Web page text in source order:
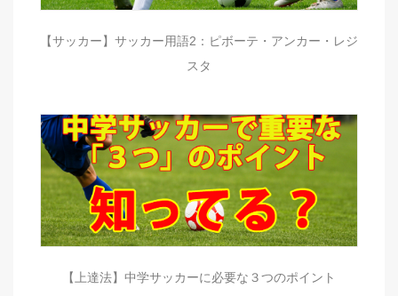
【サッカー】サッカー用語2：ピボーテ・アンカー・レジ
スタ
【上達法】中学サッカーに必要な３つのポイント